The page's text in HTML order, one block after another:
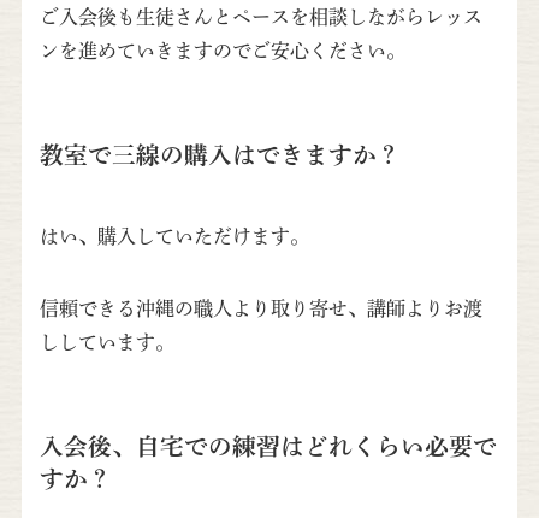
ご入会後も生徒さんとペースを相談しながらレッス
ンを進めていきますのでご安心ください。
教室で三線の購入はできますか？
はい、購入していただけます。
信頼できる沖縄の職人より取り寄せ、講師よりお渡
ししています。
入会後、自宅での練習はどれくらい必要で
すか？